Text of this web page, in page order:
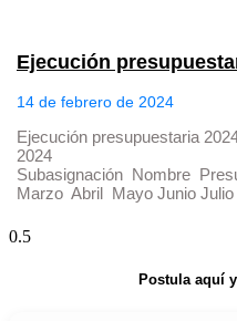
Ejecución
14 de febrero de 2024
Ejecución presupuestaria
2024 Año
Subasignación Nombre
Marzo Abril Mayo Junio
Postula aquí